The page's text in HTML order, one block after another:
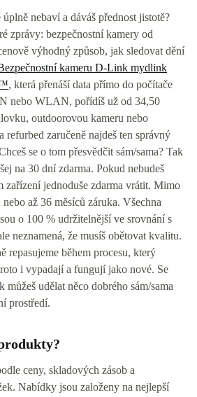
nebaví a dáváš přednost jistotě?
zprávy: bezpečnostní kamery od
výhodný způsob, jak sledovat dění
kameru D-Link mydlink
, která přenáší data přímo do počítače
nebo WLAN, pořídíš už od 34,50
outdoorovou kameru nebo
refurbed zaručeně najdeš ten správný
se o tom přesvědčit sám/sama? Tak
na 30 dní zdarma. Pokud nebudeš
zařízení jednoduše zdarma vrátit. Mimo
až 36 měsíců záruka. Všechna
o 100 % udržitelnější ve srovnání s
neznamená, že musíš obětovat kvalitu.
repasujeme během procesu, který
i vypadají a fungují jako nové. Se
udělat něco dobrého sám/sama
prostředí.
ceny, skladových zásob a
Nabídky jsou založeny na nejlepší